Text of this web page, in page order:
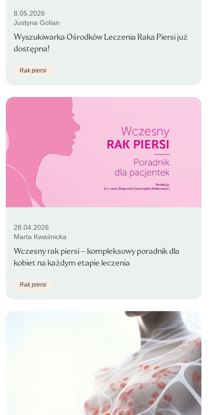
8.05.2026
Justyna Golian
Wyszukiwarka Ośrodków Leczenia Raka Piersi już
dostępna!
Rak piersi
28.04.2026
Marta Kwaśnicka
Wczesny rak piersi – kompleksowy poradnik dla
kobiet na każdym etapie leczenia
Rak piersi